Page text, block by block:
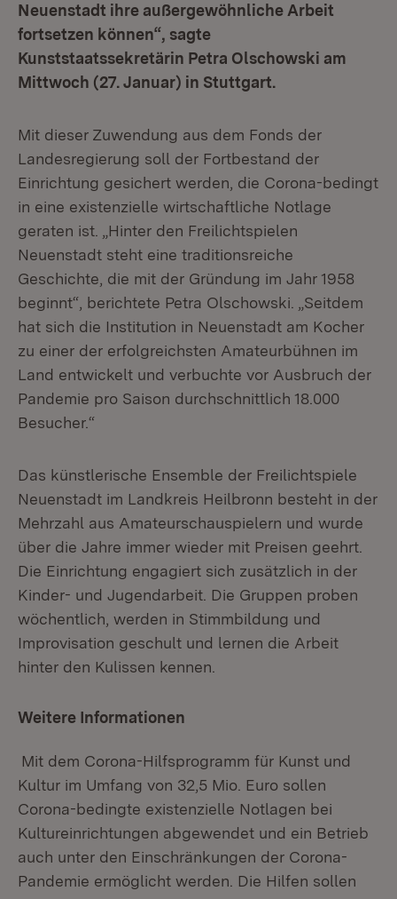
Neuenstadt ihre außergewöhnliche Arbeit
fortsetzen können“, sagte
Kunststaatssekretärin Petra Olschowski am
Mittwoch (27. Januar) in Stuttgart.
Mit dieser Zuwendung aus dem Fonds der
Landesregierung soll der Fortbestand der
Einrichtung gesichert werden, die Corona-bedingt
in eine existenzielle wirtschaftliche Notlage
geraten ist. „Hinter den Freilichtspielen
Neuenstadt steht eine traditionsreiche
Geschichte, die mit der Gründung im Jahr 1958
beginnt“, berichtete Petra Olschowski. „Seitdem
hat sich die Institution in Neuenstadt am Kocher
zu einer der erfolgreichsten Amateurbühnen im
Land entwickelt und verbuchte vor Ausbruch der
Pandemie pro Saison durchschnittlich 18.000
Besucher.“
Das künstlerische Ensemble der Freilichtspiele
Neuenstadt im Landkreis Heilbronn besteht in der
Mehrzahl aus Amateurschauspielern und wurde
über die Jahre immer wieder mit Preisen geehrt.
Die Einrichtung engagiert sich zusätzlich in der
Kinder- und Jugendarbeit. Die Gruppen proben
wöchentlich, werden in Stimmbildung und
Improvisation geschult und lernen die Arbeit
hinter den Kulissen kennen.
Weitere Informationen
Mit dem Corona-Hilfsprogramm für Kunst und
Kultur im Umfang von 32,5 Mio. Euro sollen
Corona-bedingte existenzielle Notlagen bei
Kultureinrichtungen abgewendet und ein Betrieb
auch unter den Einschränkungen der Corona-
Pandemie ermöglicht werden. Die Hilfen sollen